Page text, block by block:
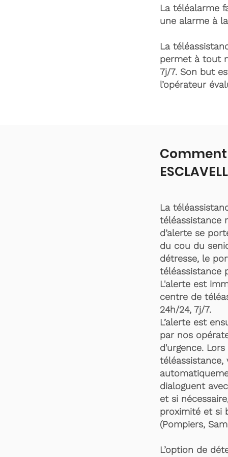
La téléalarme
une alarme à
La
permet à tout
7j/7. Son but
l’opérateur
La
téléassistance
d’alerte se
du cou du
détresse, le
téléassistance
L'alerte est
centre de
24h/24, 7j/7.
L’alerte est
par nos
d'urgence.
dialoguent
et si
proximité et si
(Pompiers,
L’option de